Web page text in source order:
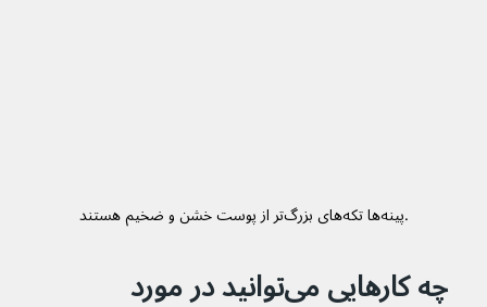
پینه‌ها تکه‌های بزرگ‌تر از پوست خشن و ضخیم هستند.
چه کارهایی می‌‌توانید در مورد